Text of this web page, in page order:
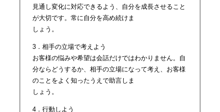
見通し変化に対応できるよう、自分を成長させること
が大切です。常に自分を高め続けま
しょう。
3．相手の立場で考えよう
お客様の悩みや希望は会話だけではわかりません。自
分ならどうするか、相手の立場になって考え、お客様
のことをよく知ったうえで助言しま
しょう。
4．行動しよう